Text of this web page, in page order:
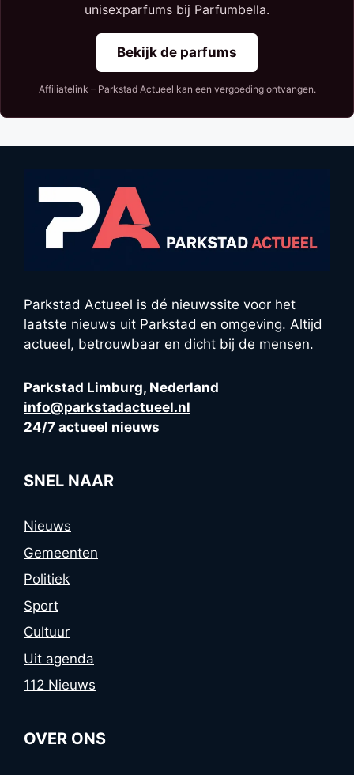
unisexparfums bij Parfumbella.
Bekijk de parfums
Affiliatelink – Parkstad Actueel kan een vergoeding ontvangen.
Parkstad Actueel is dé nieuwssite voor het
laatste nieuws uit Parkstad en omgeving. Altijd
actueel, betrouwbaar en dicht bij de mensen.
Parkstad Limburg, Nederland
info@parkstadactueel.nl
24/7 actueel nieuws
SNEL NAAR
Nieuws
Gemeenten
Politiek
Sport
Cultuur
Uit agenda
112 Nieuws
OVER ONS